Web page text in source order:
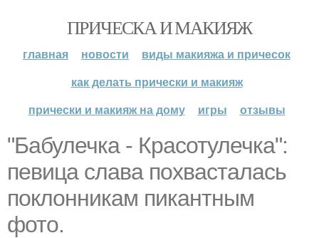
ПРИЧЕСКА И МАКИЯЖ
главная новости
виды макияжа и причесок
как делать прически и макияж
прически и макияж на дому
игры отзывы
"Бабулечка - Красотулечка":
певица слава похвасталась
поклонникам пикантным
фото.